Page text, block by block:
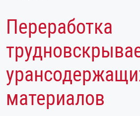
Переработка
материалов